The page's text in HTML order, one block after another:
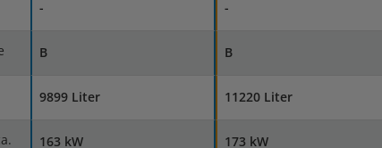
- -
B B
9899 Liter 11220 Liter
163 kW 173 kW